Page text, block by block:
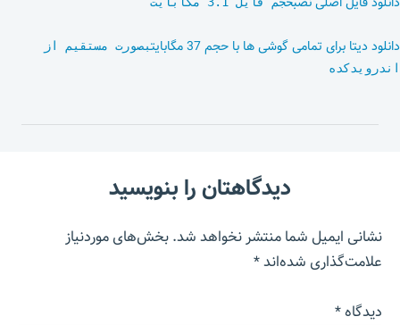
دانلود دیتا برای تمامی گوشی ها با حجم 37 مگابایت
بصورت مستقیم از
اندرویدکده
دیدگاهتان را بنویسید
نشانی ایمیل شما منتشر نخواهد شد.بخش‌های موردنیاز
علامت‌گذاری شده‌اند*
دیدگاه*